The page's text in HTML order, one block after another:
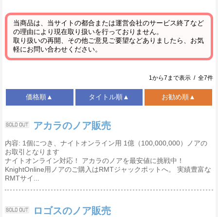
当商品は、当サイトの都合または運営会社のサービス終了など
の理由により現在取り扱いを行っておりません。
取り扱いの再開、その他ご意見ご要望などありましたら、お気
軽にお問い合わせください。
1から7まで表示 / 全7件
価格順▲ タイトル順▲ お勧め順▲
アカラのノア販売
内容: 1個につき、ナイトオンライン用 1億（100,000,000）ノアの
お取引となります
ナイトオンライン対応！ アカラのノアを最安値に挑戦中！
KnightOnline用ノアのご購入はRMTジャックポットへ。 実績豊富な
RMTサイ...
ロゴスのノア販売